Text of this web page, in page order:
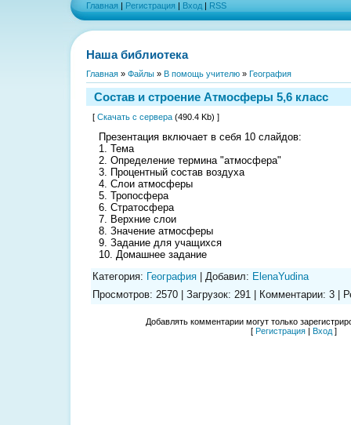
Главная | Регистрация | Вход | RSS
Наша библиотека
Главная » Файлы » В помощь учителю » География
Состав и строение Атмосферы 5,6 класс
[ Скачать с сервера (490.4 Kb) ]
Презентация включает в себя 10 слайдов:
1. Тема
2. Определение термина "атмосфера"
3. Процентный состав воздуха
4. Слои атмосферы
5. Тропосфера
6. Стратосфера
7. Верхние слои
8. Значение атмосферы
9. Задание для учащихся
10. Домашнее задание
Категория: География Добавил: ElenaYudina
Просмотров: 2570 Загрузок: 291 Комментарии: 3
Добавлять комментарии могут только
[ Регистрация | Вход ]